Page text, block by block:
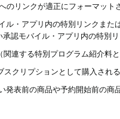
のリンクが適正にフォーマッ
ル・アプリ内の特別リンクま
認モバイル・アプリ内の特別
連する特別プログラム紹介料
クリプションとして購入され
発表前の商品や予約開始前の商